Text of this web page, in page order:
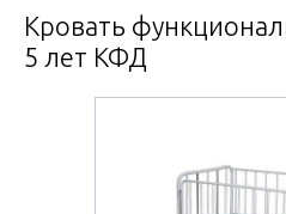
Кровать
5 лет КФД